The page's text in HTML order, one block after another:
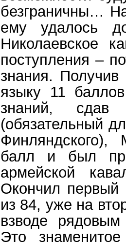
безграничны…
ему удалось
Николаевское
поступления –
знания.
языку 11
знаний, сдав
(обязательный
Финляндского),
балл и был
армейской
Окончил первый
из 84, уже на
взводе
Это